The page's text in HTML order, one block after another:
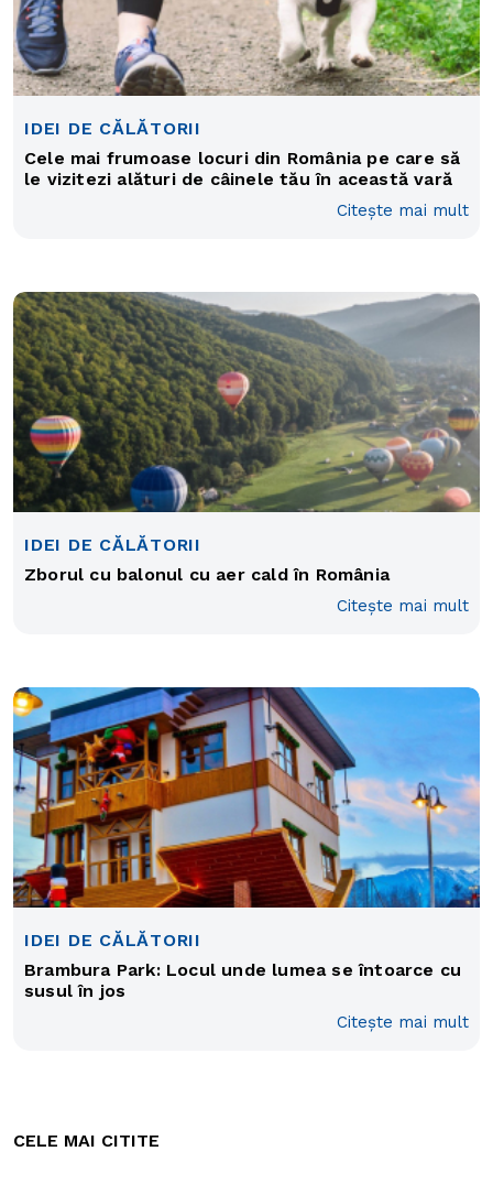
IDEI DE CĂLĂTORII
Cele mai frumoase locuri din România pe care să
le vizitezi alături de câinele tău în această vară
Citește mai mult
IDEI DE CĂLĂTORII
Zborul cu balonul cu aer cald în România
Citește mai mult
IDEI DE CĂLĂTORII
Brambura Park: Locul unde lumea se întoarce cu
susul în jos
Citește mai mult
CELE MAI CITITE